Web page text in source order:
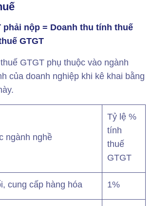
phải nộp = Doanh thu tính thuế
GTGT
GTGT phụ thuộc vào ngành
của doanh nghiệp khi kê khai bằng
ngành nghề
Tỷ lệ %
tính
thuế
GTGT
cung cấp hàng hóa 1%